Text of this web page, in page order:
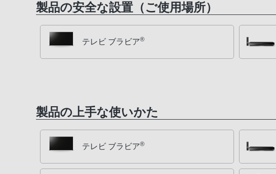
製品の安全な設置（ご使用場所）
テレビ ブラビア®
製品の上手な使いかた
テレビ ブラビア®